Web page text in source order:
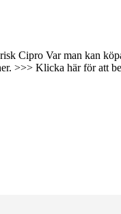
Cipro Var man kan
>>> Klicka här för